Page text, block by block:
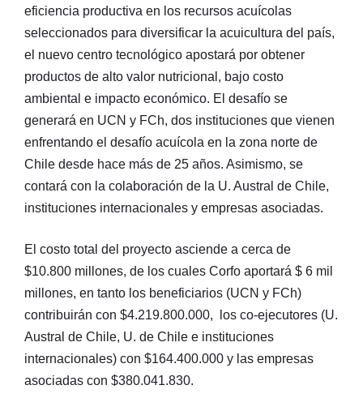
eficiencia productiva en los recursos acuícolas
seleccionados para diversificar la acuicultura del país,
el nuevo centro tecnológico apostará por obtener
productos de alto valor nutricional, bajo costo
ambiental e impacto económico. El desafío se
generará en UCN y FCh, dos instituciones que vienen
enfrentando el desafío acuícola en la zona norte de
Chile desde hace más de 25 años. Asimismo, se
contará con la colaboración de la U. Austral de Chile,
instituciones internacionales y empresas asociadas.
El costo total del proyecto asciende a cerca de
$10.800 millones, de los cuales Corfo aportará $ 6 mil
millones, en tanto los beneficiarios (UCN y FCh)
contribuirán con $4.219.800.000, los co-ejecutores (U.
Austral de Chile, U. de Chile e instituciones
internacionales) con $164.400.000 y las empresas
asociadas con $380.041.830.